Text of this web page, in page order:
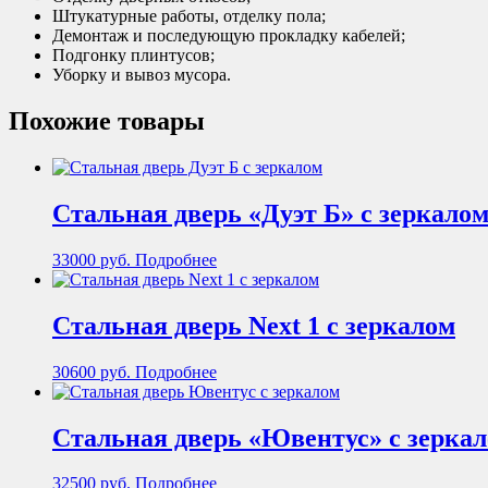
Штукатурные работы, отделку пола;
Демонтаж и последующую прокладку кабелей;
Подгонку плинтусов;
Уборку и вывоз мусора.
Похожие товары
Стальная дверь «Дуэт Б» с зеркалом
33000 руб. Подробнее
Стальная дверь Next 1 с зеркалом
30600 руб. Подробнее
Стальная дверь «Ювентус» с
32500 руб. Подробнее